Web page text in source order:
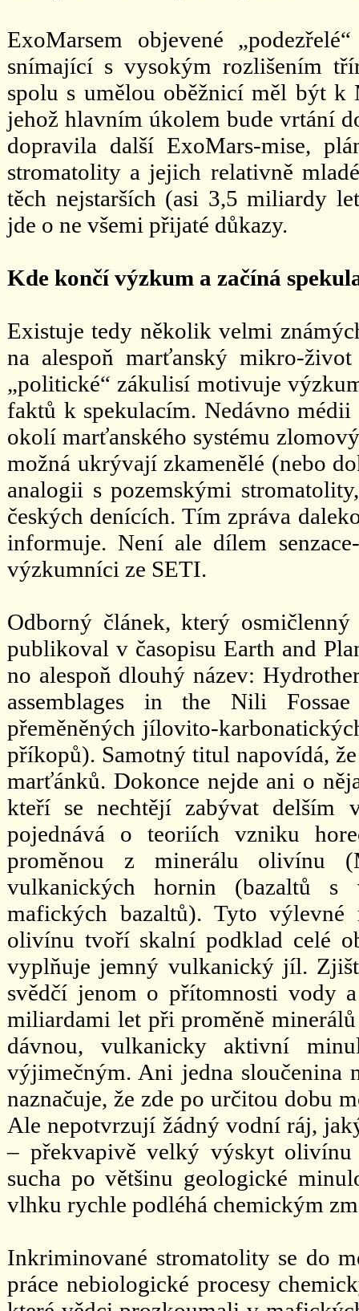
ExoMarsem objevené
snímající s vysokým rozlišením
spolu s umělou oběžnicí měl být k
jehož hlavním úkolem bude vrtání
dopravila další ExoMars-mise,
stromatolity a jejich relativně
těch nejstarších (asi 3,5 miliardy
jde o ne všemi přijaté důkazy.
Kde končí výzkum a začíná
Existuje tedy několik velmi
na alespoň marťanský mikro-
„politické“ zákulisí motivuje
faktů k spekulacím. Nedávno
okolí marťanského systému
možná ukrývají zkamenělé (nebo
analogii s pozemskými
českých denících. Tím zpráva
informuje. Není ale dílem
výzkumníci ze SETI.
Odborný článek, který
publikoval v časopisu Earth and
no alespoň dlouhý název:
assemblages in the Nili
přeměněných jílovito-
příkopů). Samotný titul napovídá,
marťánků. Dokonce nejde ani o
kteří se nechtějí zabývat delším
pojednává o teoriích vzniku
proměnou z minerálu olivínu
vulkanických hornin (bazaltů s
mafických bazaltů). Tyto výlevné
olivínu tvoří skalní podklad celé
vyplňuje jemný vulkanický jíl.
svědčí jenom o přítomnosti vody
miliardami let při proměně
dávnou, vulkanicky aktivní
výjimečným. Ani jedna sloučenina
naznačuje, že zde po určitou dobu
Ale nepotvrzují žádný vodní ráj,
– překvapivě velký výskyt olivínu
sucha po většinu geologické
vlhku rychle podléhá chemickým
Inkriminované stromatolity se do
práce nebiologické procesy